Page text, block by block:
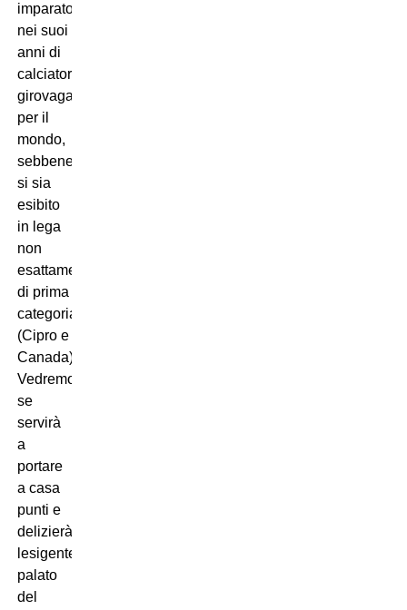
imparato
nei suoi
anni di
calciatore
girovagando
per il
mondo,
sebbene
si sia
esibito
in lega
non
esattamente
di prima
categoria
(Cipro e
Canada).
Vedremo
se
servirà
a
portare
a casa
punti e
delizierà
lesigente
palato
del